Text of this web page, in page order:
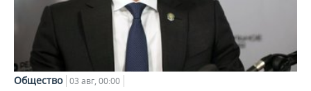
Общество 03 авг, 00:00